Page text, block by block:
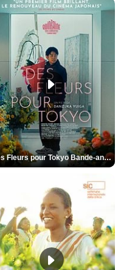
Des Fleurs pour Tokyo Bande-annonce VO STFR